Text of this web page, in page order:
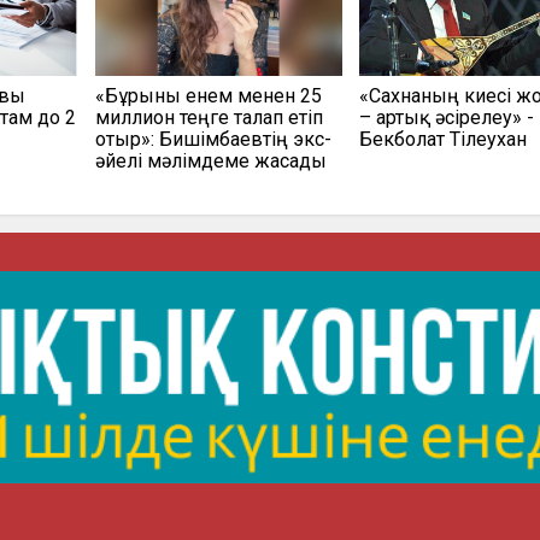
до 2
«Бұрынғы енем менен 25
миллион теңге талап етіп
отыр»: Бишімбаевтің экс-
әйелі мәлімдеме жасады
«Сахнаның киесі
– артық әсірелеу» -
Бекболат Тілеухан